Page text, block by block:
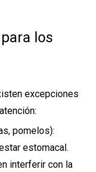
los
excepciones
pomelos):
estomacal.
interferir con la